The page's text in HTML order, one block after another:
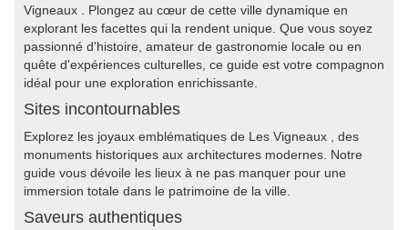
Vigneaux . Plongez au cœur de cette ville dynamique en
explorant les facettes qui la rendent unique. Que vous soyez
passionné d'histoire, amateur de gastronomie locale ou en
quête d'expériences culturelles, ce guide est votre compagnon
idéal pour une exploration enrichissante.
Sites incontournables
Explorez les joyaux emblématiques de Les Vigneaux , des
monuments historiques aux architectures modernes. Notre
guide vous dévoile les lieux à ne pas manquer pour une
immersion totale dans le patrimoine de la ville.
Saveurs authentiques